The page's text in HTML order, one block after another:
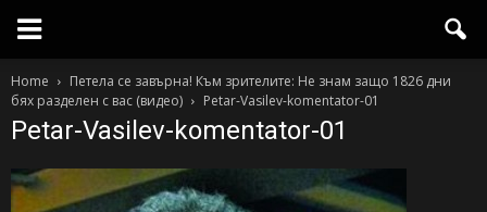
Home
Петела се завърна! Към зрителите: Не знам защо 1826 дни
бях разделен с вас (видео)
Petar-Vasilev-komentator-01
Petar-Vasilev-komentator-01